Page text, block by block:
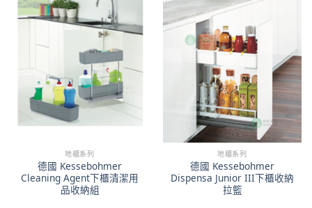
地櫃系列
德國 Kessebohmer
Cleaning Agent下櫃清潔用
品收納組
地櫃系列
德國 Kessebohmer
Dispensa Junior III下櫃收納
拉籃